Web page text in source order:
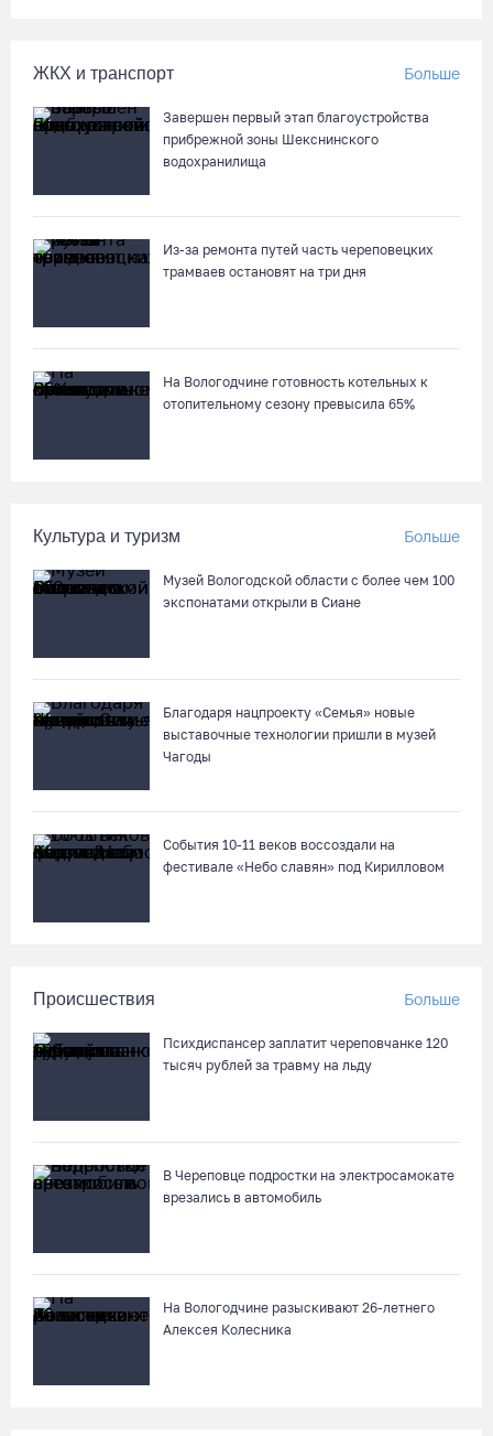
ЖКХ и транспорт Больше
Завершен первый этап благоустройства
прибрежной зоны Шекснинского
водохранилища
Из-за ремонта путей часть череповецких
трамваев остановят на три дня
На Вологодчине готовность котельных к
отопительному сезону превысила 65%
Культура и туризм Больше
Музей Вологодской области с более чем 100
экспонатами открыли в Сиане
Благодаря нацпроекту «Семья» новые
выставочные технологии пришли в музей
Чагоды
События 10-11 веков воссоздали на
фестивале «Небо славян» под Кирилловом
Происшествия Больше
Психдиспансер заплатит череповчанке 120
тысяч рублей за травму на льду
В Череповце подростки на электросамокате
врезались в автомобиль
На Вологодчине разыскивают 26-летнего
Алексея Колесника